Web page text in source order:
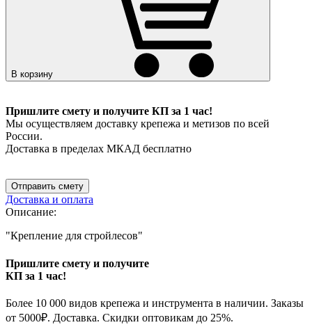
В корзину
Пришлите смету и получите КП за 1 час!
Мы осуществляем доставку крепежа и метизов по всей
России.
Доставка в пределах МКАД бесплатно
Отправить смету
Доставка и оплата
Описание:
"Крепление для стройлесов"
Пришлите смету и получите
КП за 1 час!
Более 10 000 видов крепежа и инструмента в наличии. Заказы
от 5000₽. Доставка. Скидки оптовикам до 25%.